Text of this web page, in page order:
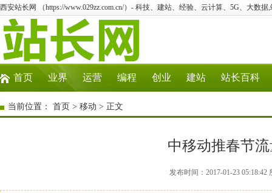
西安站长网 （https://www.029zz.com.cn/）- 科技、建站、经验、云计算、5G、大数据
首页 业界 运营 编程 创业 建站 站长百科
当前位置： 首页 > 移动 > 正文
中移动推春节
发布时间：2017-01-23